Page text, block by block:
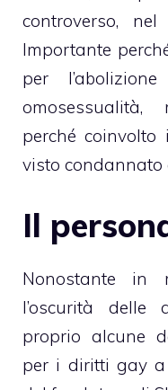
controverso,
Importante
per
perché
visto condannato
Il
Nonostante in
l’oscurità delle
proprio alcune
per i diritti gay